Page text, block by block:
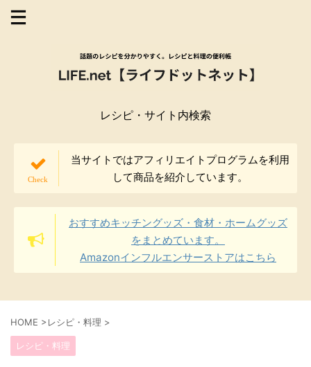
レシピ・サイト内検索
当サイトではアフィリエイトプログラムを利用
して商品を紹介しています。
おすすめキッチングッズ・食材・ホームグッズ
をまとめています。
Amazonインフルエンサーストアはこちら
HOME >レシピ・料理 >
レシピ・料理